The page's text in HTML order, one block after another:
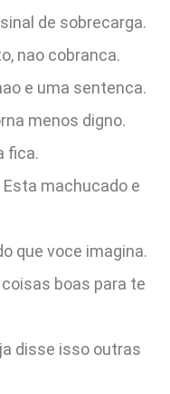
de sobrecarga.
nao cobranca.
e uma sentenca.
menos digno.
fica.
machucado e
que voce imagina.
boas para te
disse isso outras